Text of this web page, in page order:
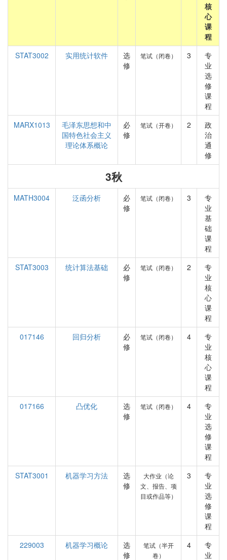
核
心
课
程
STAT3002
实用统计软件
选
修
笔试（闭卷） 3
专
业
选
修
课
程
MARX1013
毛泽东思想和中
国特色社会主义
理论体系概论
必
修
笔试（开卷） 2
政
治
通
修
3秋
MATH3004 泛函分析
必
修
笔试（闭卷） 3
专
业
基
础
课
程
STAT3003
统计算法基础
必
修
笔试（闭卷） 2
专
业
核
心
课
程
017146
回归分析
必
修
笔试（闭卷） 4
专
业
核
心
课
程
017166
凸优化
选
修
笔试（闭卷） 4
专
业
选
修
课
程
STAT3001
机器学习方法
选
修
大作业（论
文、报告、项
目或作品等）
3
专
业
选
修
课
程
229003
机器学习概论
选
修
笔试（半开
卷）
4
专
业